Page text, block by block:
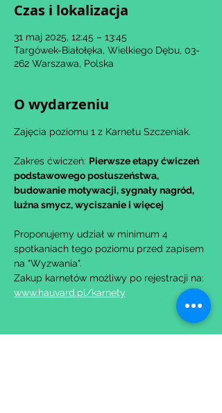
Czas i lokalizacja
31 maj 2025, 12:45 – 13:45
Targówek-Białołęka, Wielkiego Dębu, 03-
262 Warszawa, Polska
O wydarzeniu
Zajęcia poziomu 1 z Karnetu Szczeniak.
Zakres ćwiczeń: Pierwsze etapy ćwiczeń
podstawowego posłuszeństwa,
budowanie motywacji, sygnały nagród,
luźna smycz, wyciszanie i więcej
Proponujemy udział w minimum 4
spotkaniach tego poziomu przed zapisem
na "Wyzwania".
Zakup karnetów możliwy po rejestracji na:
www.hauvard.pl/karnety